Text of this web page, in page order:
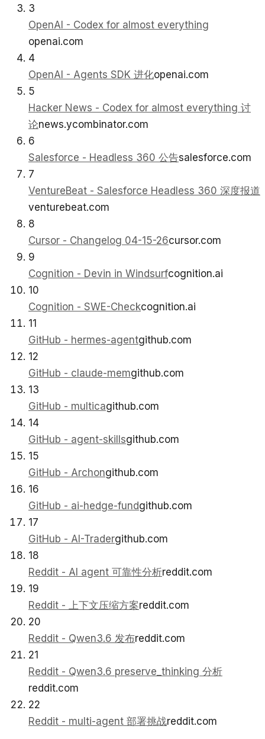
3
OpenAI - Codex for almost everything
openai.com
4
OpenAI - Agents SDK 进化openai.com
5
Hacker News - Codex for almost everything 讨
论news.ycombinator.com
6
Salesforce - Headless 360 公告salesforce.com
7
VentureBeat - Salesforce Headless 360 深度报道
venturebeat.com
8
Cursor - Changelog 04-15-26cursor.com
9
Cognition - Devin in Windsurfcognition.ai
10
Cognition - SWE-Checkcognition.ai
11
GitHub - hermes-agentgithub.com
12
GitHub - claude-memgithub.com
13
GitHub - multicagithub.com
14
GitHub - agent-skillsgithub.com
15
GitHub - Archongithub.com
16
GitHub - ai-hedge-fundgithub.com
17
GitHub - AI-Tradergithub.com
18
Reddit - AI agent 可靠性分析reddit.com
19
Reddit - 上下文压缩方案reddit.com
20
Reddit - Qwen3.6 发布reddit.com
21
Reddit - Qwen3.6 preserve_thinking 分析
reddit.com
22
Reddit - multi-agent 部署挑战reddit.com